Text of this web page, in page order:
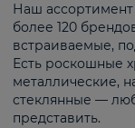
Наш
более 120
встраиваемые,
Есть роскошные
металлические,
стеклянные —
представить.